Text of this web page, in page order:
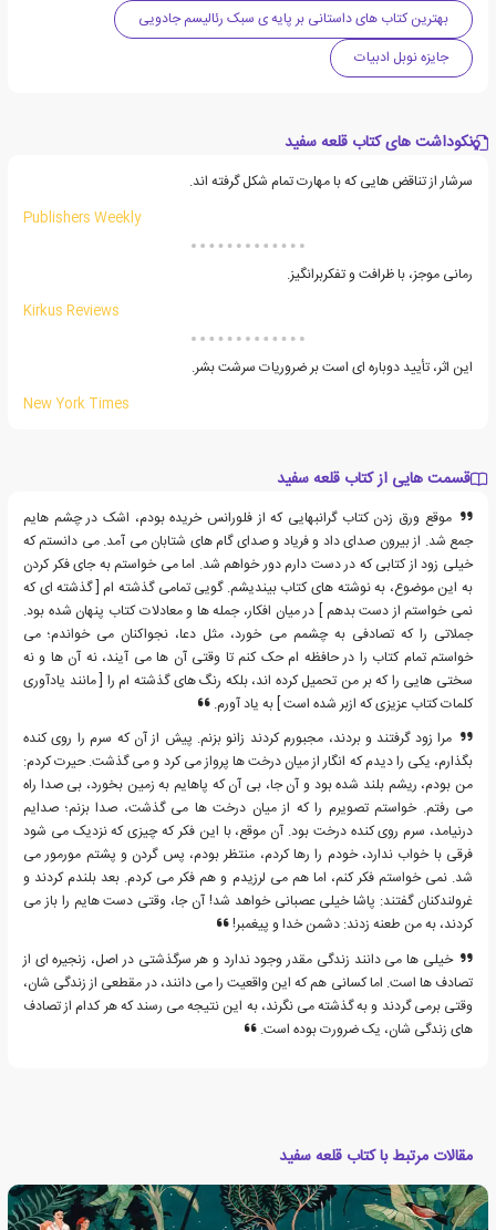
بهترین کتاب های داستانی بر پایه ی سبک رئالیسم جادویی
جایزه نوبل ادبیات
نکوداشت های کتاب قلعه سفید
سرشار از تناقض هایی که با مهارت تمام شکل گرفته اند.
Publishers Weekly
رمانی موجز، با ظرافت و تفکربرانگیز.
Kirkus Reviews
این اثر، تأیید دوباره ای است بر ضروریات سرشت بشر.
New York Times
قسمت هایی از کتاب قلعه سفید
موقع ورق زدن کتاب گرانبهایی که از فلورانس خریده بودم، اشک در چشم هایم
جمع شد. از بیرون صدای داد و فریاد و صدای گام های شتابان می آمد. می دانستم که
خیلی زود از کتابی که در دست دارم دور خواهم شد. اما می خواستم به جای فکر کردن
به این موضوع، به نوشته های کتاب بیندیشم. گویی تمامی گذشته ام [ گذشته ای که
نمی خواستم از دست بدهم ] در میان افکار، جمله ها و معادلات کتاب پنهان شده بود.
جملاتی را که تصادفی به چشمم می خورد، مثل دعا، نجواکنان می خواندم؛ می
خواستم تمام کتاب را در حافظه ام حک کنم تا وقتی آن ها می آیند، نه آن ها و نه
سختی هایی را که بر من تحمیل کرده اند، بلکه رنگ های گذشته ام را [ مانند یادآوری
کلمات کتاب عزیزی که ازبر شده است ] به یاد آورم.
مرا زود گرفتند و بردند، مجبورم کردند زانو بزنم. پیش از آن که سرم را روی کنده
بگذارم، یکی را دیدم که انگار از میان درخت ها پرواز می کرد و می گذشت. حیرت کردم:
من بودم، ریشم بلند شده بود و آن جا، بی آن که پاهایم به زمین بخورد، بی صدا راه
می رفتم. خواستم تصویرم را که از میان درخت ها می گذشت، صدا بزنم؛ صدایم
درنیامد، سرم روی کنده درخت بود. آن موقع، با این فکر که چیزی که نزدیک می شود
فرقی با خواب ندارد، خودم را رها کردم، منتظر بودم، پس گردن و پشتم مورمور می
شد. نمی خواستم فکر کنم، اما هم می لرزیدم و هم فکر می کردم. بعد بلندم کردند و
غرولندکنان گفتند: پاشا خیلی عصبانی خواهد شد! آن جا، وقتی دست هایم را باز می
کردند، به من طعنه زدند: دشمن خدا و پیغمبر!
خیلی ها می دانند زندگی مقدر وجود ندارد و هر سرگذشتی در اصل، زنجیره ای از
تصادف ها است. اما کسانی هم که این واقعیت را می دانند، در مقطعی از زندگی شان،
وقتی برمی گردند و به گذشته می نگرند، به این نتیجه می رسند که هر کدام از تصادف
های زندگی شان، یک ضرورت بوده است.
مقالات مرتبط با کتاب قلعه سفید